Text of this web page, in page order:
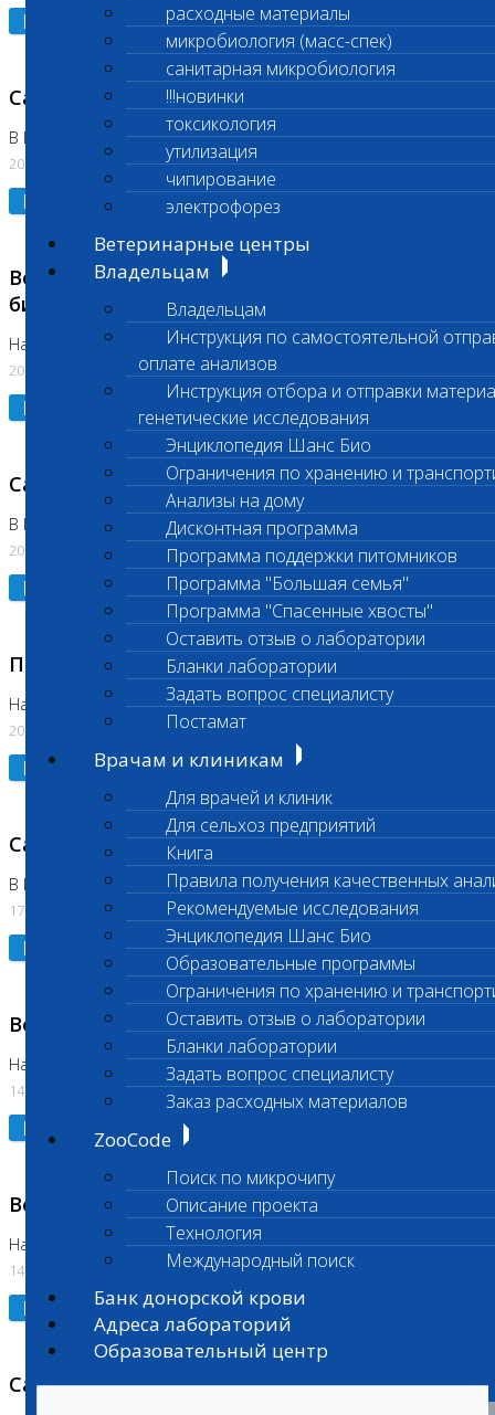
расходные материалы
микробиология (масс-спек)
санитарная микробиология
!!!новинки
токсикология
утилизация
чипирование
электрофорез
Ветеринарные центры
Владельцам
Владельцам
Инструкция по самостоятельной
оплате анализов
Инструкция отбора и отправки
генетические исследования
Энциклопедия Шанс Био
Ограничения по хранению и
Анализы на дому
Дисконтная программа
Программа поддержки питомников
Программа "Большая семья"
Программа "Спасенные хвосты"
Оставить отзыв о лаборатории
Бланки лаборатории
Задать вопрос специалисту
Постамат
Врачам и клиникам
Для врачей и клиник
Для сельхоз предприятий
Книга
Правила получения качественных
Рекомендуемые исследования
Энциклопедия Шанс Био
Образовательные программы
Ограничения по хранению и
Оставить отзыв о лаборатории
Бланки лаборатории
Задать вопрос специалисту
Заказ расходных материалов
ZooCode
Поиск по микрочипу
Описание проекта
Технология
Международный поиск
Банк донорской крови
Адреса лабораторий
Образовательный центр
Подробнее
Санитарный день
В Бутово 21.07.2026
20.07.2026
Подробнее
Возобновлено выполнение срочных
биохимических исследований
На Нагорной
20.07.2026
Подробнее
Санитарный день
В Коломне 20.07.2026
20.07.2026
Подробнее
Приостановлено выполнение исследования
На Нагорной
20.07.2026
Подробнее
Санитарный день
В Бутово
17.07.2026
Подробнее
Возобновлено выполнение исследования
На Нагорной (Код 961, 962)
14.07.2026
Подробнее
Возобновлено выполнение исследования
На Нагорной (Код 157)
14.07.2026
Подробнее
Санитарный день